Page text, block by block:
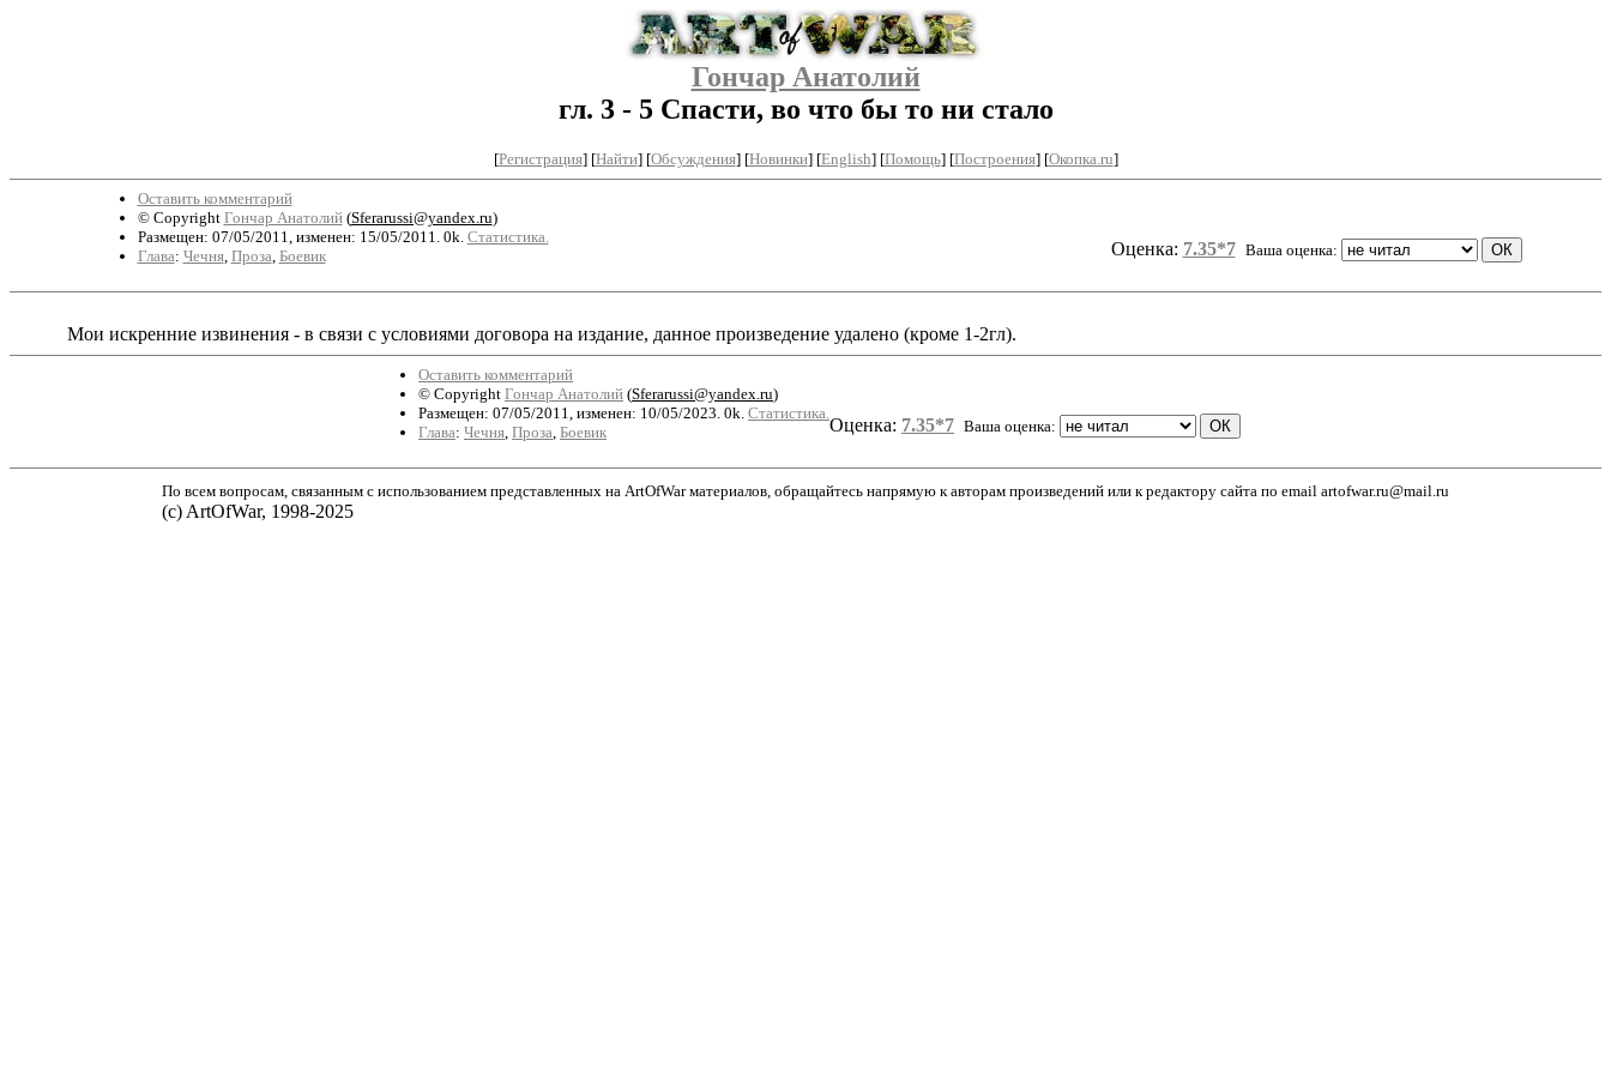
Гончар Анатолий
гл. 3 - 5 Спасти, во что бы то ни стало
[Регистрация] [Найти] [Обсуждения] [Новинки] [English] [Помощь] [Построения] [Окопка.ru]
Оставить комментарий
© Copyright Гончар Анатолий(Sferarussi@yandex.ru)
Размещен: 07/05/2011, изменен: 15/05/2011. 0k. Статистика.
Глава: Чечня, Проза Боевик Оценка: 7.35*7 Ваша оценка:
Мои искренние извинения - в связи с условиями договора на издание, данное произведение удалено (кроме 1-2гл).
Оставить комментарий
© Copyright Гончар Анатолий (Sferarussi@yandex.ru)
Размещен: 07/05/2011, изменен: 10/05/2023. 0k. Статистика.
Глава: Чечня Проза Боевик Оценка: 7.35*7 Ваша оценка:
По всем вопросам, связанным с использованием представленных на ArtOfWar материалов, обращайтесь напрямую к авторам произведений или к редактору сайта по email artofwar.ru@mail.ru
(с) ArtOfWar, 1998-2025